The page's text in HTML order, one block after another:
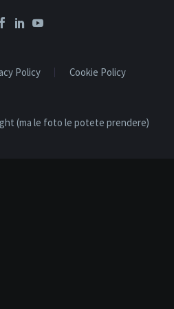
Policy Cookie Policy
(ma le foto le potete prendere)